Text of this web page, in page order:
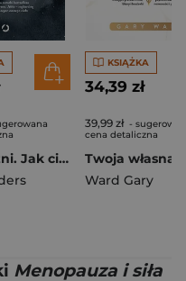
Organiczni. Jak ciało rozwiązuje nasze problemy
KSIĄŻKA
34,39 zł
39,99 zł -
cena detaliczna
Ward Gary
Menopauza i siła